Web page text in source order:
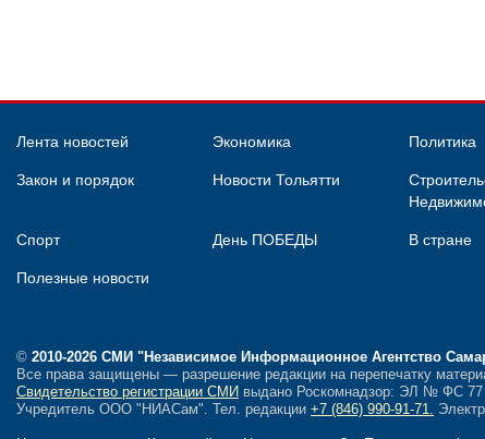
Лента новостей Экономика Политика
Закон и порядок Новости Тольятти
Спорт День ПОБЕДЫ В стране
Полезные новости
© 2010-2026 СМИ "Независимое Информационное Агентство
Все права защищены — разрешение редакции на перепечатку
Свидетельство регистрации СМИ выдано Роскомнадзор: ЭЛ № ФС 77
Учредитель ООО "НИАСам". Тел. редакции +7 (846) 990-91-71.